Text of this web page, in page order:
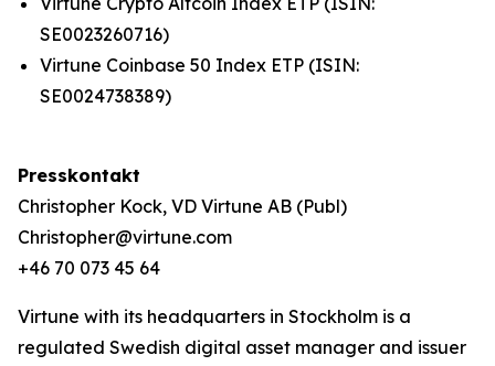
SE0023260716)
Virtune Coinbase 50 Index ETP (ISIN:
SE0024738389)
Presskontakt
Christopher Kock, VD Virtune AB (Publ)
Christopher@virtune.com
+46 70 073 45 64
Virtune with its headquarters in Stockholm is a
regulated Swedish digital asset manager and issuer